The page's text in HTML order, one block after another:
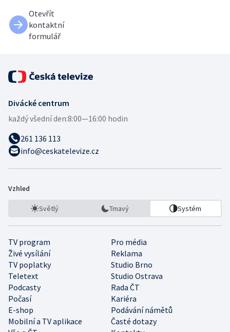
Otevřít
kontaktní
formulář
Divácké centrum
každý všední den:8:00—16:00 hodin
261 136 113
info@ceskatelevize.cz
Vzhled
Světlý Tmavý Systém
TV program
Pro média
Živé vysílání
Reklama
TV poplatky
Studio Brno
Teletext
Studio Ostrava
Podcasty
Rada ČT
Počasí
Kariéra
E-shop
Podávání námětů
Mobilní a TV aplikace
Časté dotazy